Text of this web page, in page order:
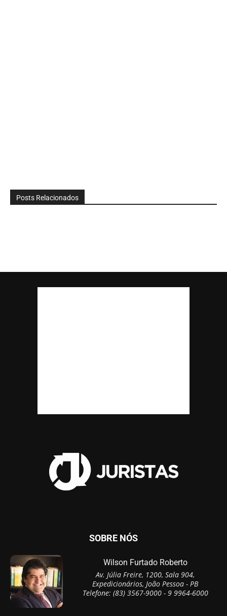
Posts Relacionados
SOBRE NÓS
Wilson Furtado Roberto
Av. Júlia Freire, 1200, Sala 904,
Expedicionários, João Pessoa - PB
Telefone: (83) 3567-9000 - 9 9964-6000